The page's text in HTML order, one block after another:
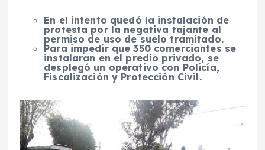
En el intento quedó la instalación de
protesta por la negativa tajante al
permiso de uso de suelo tramitado.
Para impedir que 350 comerciantes se
instalaran en el predio privado, se
desplegó un operativo con Policía,
Fiscalización y Protección Civil.